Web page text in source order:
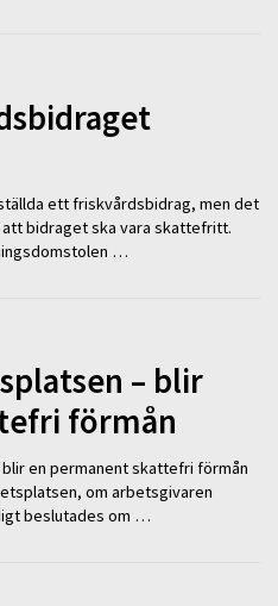
ett friskvårdsbidrag, men det
bidraget ska vara skattefritt.
…
– blir
förmån
en permanent skattefri förmån
om arbetsgivaren
beslutades om …